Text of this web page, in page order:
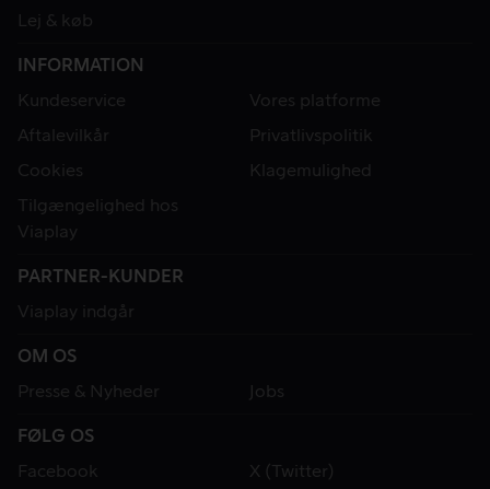
Lej & køb
INFORMATION
Kundeservice
Vores platforme
Aftalevilkår
Privatlivspolitik
Cookies
Klagemulighed
Tilgængelighed hos
Viaplay
PARTNER-KUNDER
Viaplay indgår
OM OS
Presse & Nyheder
Jobs
FØLG OS
Facebook
X (Twitter)